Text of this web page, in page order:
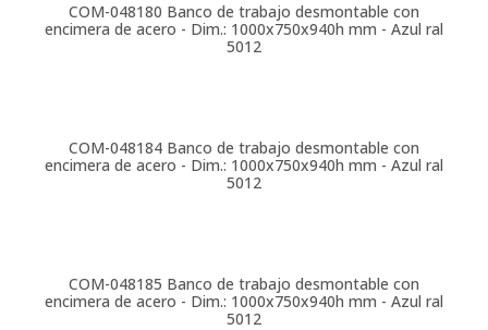
COM-048180 Banco de trabajo desmontable con
encimera de acero - Dim.: 1000x750x940h mm - Azul ral
5012
COM-048184 Banco de trabajo desmontable con
encimera de acero - Dim.: 1000x750x940h mm - Azul ral
5012
COM-048185 Banco de trabajo desmontable con
encimera de acero - Dim.: 1000x750x940h mm - Azul ral
5012